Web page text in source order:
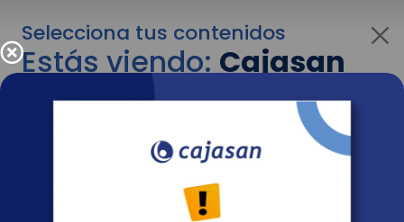
Selecciona tus contenidos
Estás viendo:Cajasan
para personas
Para cambiar al contenido de tu interés más
adelante recuerda utilizar el menú